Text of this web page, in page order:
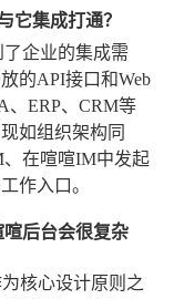
它集成打通？
企业的集成需
的API接口和Web
、ERP、CRM等
如组织架构同
在喧喧IM中发起
作入口。
后台会很复杂
核心设计原则之